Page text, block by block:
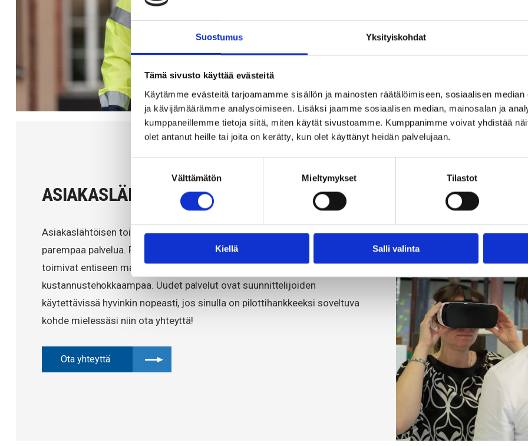
Suostumus Yksityiskohdat
Tämä sivusto käyttää evästeitä
Käytämme evästeitä tarjoamamme sisällön ja mainosten räätälöimiseen, sosiaalisen
ja kävijämäärämme analysoimiseen. Lisäksi jaamme sosiaalisen median, mainosalan ja
kumppaneillemme tietoja siitä, miten käytät sivustoamme. Kumppanimme voivat yhdistää
olet antanut heille tai joita on kerätty, kun olet käyttänyt heidän palvelujaan.
Välttämätön Mieltymykset Tilastot
Kiellä Salli valinta
ASIAKASLÄHTÖISYYS EI OLE TYHJÄ SANA
Asiakaslähtöisen toiminnan kehittäminen tarkoittaa asiakkaillemme
parempaa palvelua. Perusrakentaminen, huolto-, ylläpito- ja korjaustyöt
toimivat entiseen malliin, operointi on vain selvästi
kustannustehokkaampaa. Uudet palvelut ovat suunnittelijoiden
käytettävissä hyvinkin nopeasti, jos sinulla on pilottihankkeeksi soveltuva
kohde mielessäsi niin ota yhteyttä!
Ota yhteyttä